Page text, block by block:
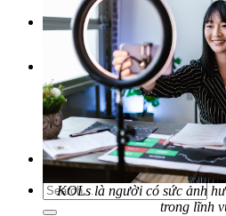
KIẾN THỨC
TIN TỨC
Tin sự kiện
Tin công ty
Báo chí nói về chúng tôi
TUYỂN DỤNG
KOLs là người có sức ảnh
trong lĩnh